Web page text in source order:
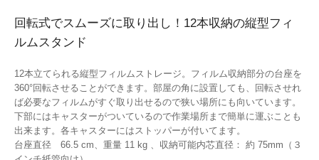
回転式でスムーズに取り出し！12本収納の縦型フィ
ルムスタンド
12本立てられる縦型フィルムストレージ。フィルム収納部分の台座を
360°回転させることができます。部屋の角に設置しても、回転させれ
ば必要なフィルムがすぐ取り出せるので狭い場所にも向いています。
下部にはキャスターがついているので作業場所まで簡単に運ぶことも
出来ます。各キャスターにはストッパーが付いてます。
台座直径 66.5 cm、重量 11 kg 、収納可能内芯直径： 約 75mm（３